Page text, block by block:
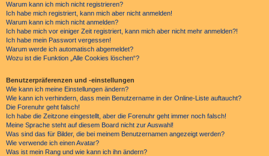
Warum kann ich mich nicht registrieren?
Ich habe mich registriert, kann mich aber nicht anmelden!
Warum kann ich mich nicht anmelden?
Ich habe mich vor einiger Zeit registriert, kann mich aber nicht mehr anmelden?!
Ich habe mein Passwort vergessen!
Warum werde ich automatisch abgemeldet?
Wozu ist die Funktion „Alle Cookies löschen“?
Benutzerpräferenzen und -einstellungen
Wie kann ich meine Einstellungen ändern?
Wie kann ich verhindern, dass mein Benutzername in der Online-Liste auftaucht?
Die Forenuhr geht falsch!
Ich habe die Zeitzone eingestellt, aber die Forenuhr geht immer noch falsch!
Meine Sprache steht auf diesem Board nicht zur Auswahl!
Was sind das für Bilder, die bei meinem Benutzernamen angezeigt werden?
Wie verwende ich einen Avatar?
Was ist mein Rang und wie kann ich ihn ändern?